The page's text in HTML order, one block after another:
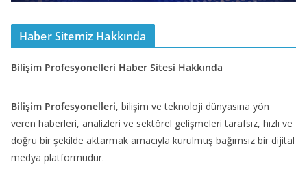
Haber Sitemiz Hakkında
Bilişim Profesyonelleri Haber Sitesi Hakkında
Bilişim Profesyonelleri, bilişim ve teknoloji dünyasına yön
veren haberleri, analizleri ve sektörel gelişmeleri tarafsız, hızlı ve
doğru bir şekilde aktarmak amacıyla kurulmuş bağımsız bir dijital
medya platformudur.